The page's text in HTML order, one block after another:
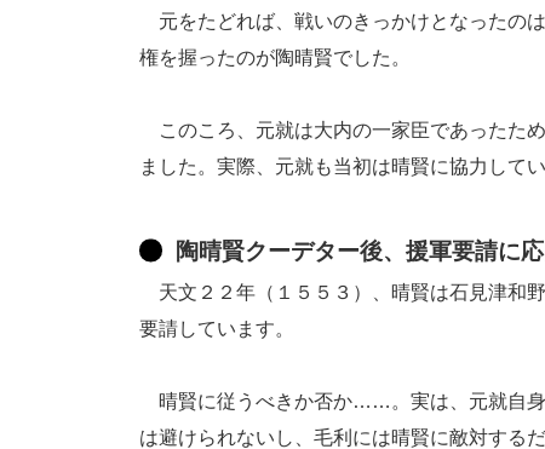
元をたどれば、戦いのきっかけとなったの
権を握ったのが陶晴賢でした。
このころ、元就は大内の一家臣であったた
ました。実際、元就も当初は晴賢に協力して
陶晴賢クーデター後、援軍要請に
天文２２年（１５５３）、晴賢は石見津和
要請しています。
晴賢に従うべきか否か……。実は、元就自身
は避けられないし、毛利には晴賢に敵対する